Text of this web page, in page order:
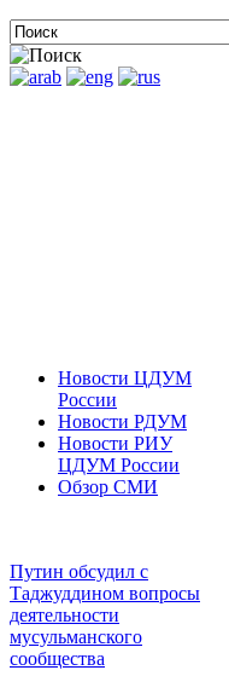
Новости ЦДУМ
России
Новости РДУМ
Новости РИУ
ЦДУМ России
Обзор СМИ
Путин обсудил с
Таджуддином вопросы
деятельности
мусульманского
сообщества